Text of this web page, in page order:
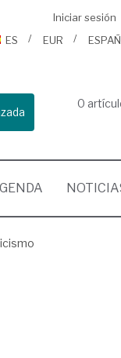
Iniciar sesión
ES
EUR
0